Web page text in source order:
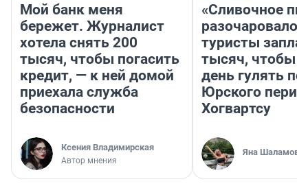
Мой банк меня
бережет. Журналист
хотела снять 200
тысяч, чтобы погасить
кредит, — к ней домой
приехала служба
безопасности
Ксения Владимирская
Автор мнения
«Сливочное
разочаровало»:
туристы
тысяч, чтобы
день гулять по
Юрского
Хогвартсу
Яна Шаламова